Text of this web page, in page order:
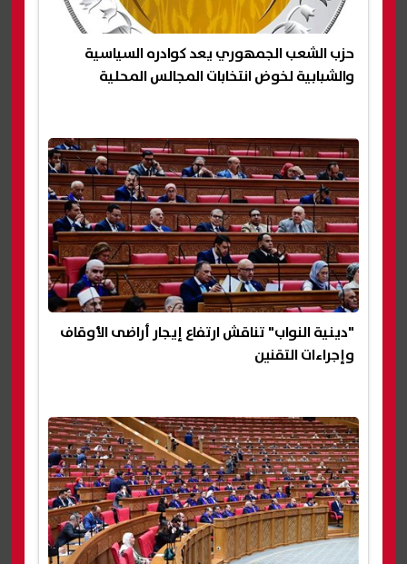
حزب الشعب الجمهوري يعد كوادره السياسية
والشبابية لخوض انتخابات المجالس المحلية
"دينية النواب" تناقش ارتفاع إيجار أراضى الأوقاف
وإجراءات التقنين